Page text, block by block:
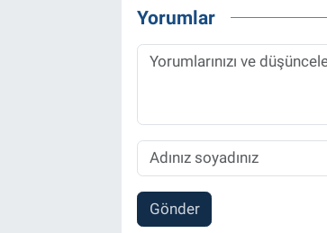
Yorumlar
Gönder